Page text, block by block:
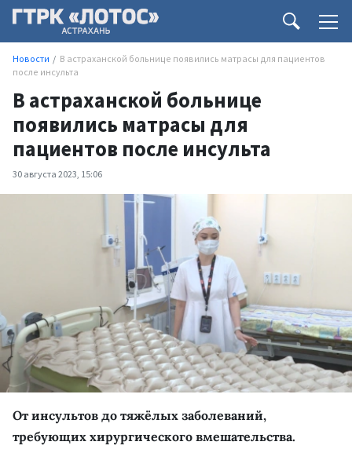
Новости
В астраханской больнице появились матрасы для пациентов
после инсульта
В астраханской больнице
появились матрасы для
пациентов после инсульта
30 августа 2023, 15:06
От инсультов до тяжёлых заболеваний,
требующих хирургического вмешательства.